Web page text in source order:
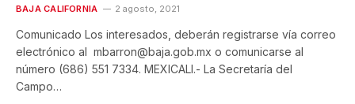
BAJA CALIFORNIA 2 agosto, 2021
Comunicado Los interesados, deberán registrarse vía correo
electrónico al mbarron@baja.gob.mx o comunicarse al
número (686) 551 7334. MEXICALI.- La Secretaría del
Campo…